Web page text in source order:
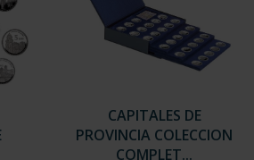
CAPITALES DE
PROVINCIA COLECCION
COMPLET...